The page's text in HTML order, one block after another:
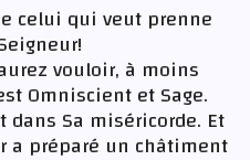
celui qui veut prenne
vouloir, à moins
Omniscient et Sage.
Sa miséricorde. Et
préparé un châtiment